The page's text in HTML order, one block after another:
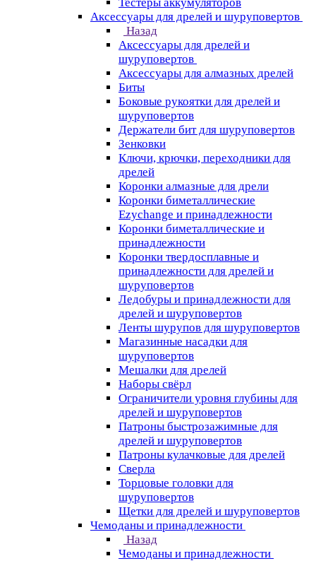
Аксессуары для дрелей и шуруповертов
Назад
Аксессуары для дрелей и
шуруповертов
Аксессуары для алмазных дрелей
Биты
Боковые рукоятки для дрелей и
шуруповертов
Держатели бит для шуруповертов
Зенковки
Ключи, крючки, переходники для
дрелей
Коронки алмазные для дрели
Коронки биметаллические
Ezychange и принадлежности
Коронки биметаллические и
принадлежности
Коронки твердосплавные и
принадлежности для дрелей и
шуруповертов
Ледобуры и принадлежности для
дрелей и шуруповертов
Ленты шурупов для шуруповертов
Магазинные насадки для
шуруповертов
Мешалки для дрелей
Наборы свёрл
Ограничители уровня глубины для
дрелей и шуруповертов
Патроны быстрозажимные для
дрелей и шуруповертов
Патроны кулачковые для дрелей
Сверла
Торцовые головки для
шуруповертов
Щетки для дрелей и шуруповертов
Чемоданы и принадлежности
Назад
Чемоданы и принадлежности